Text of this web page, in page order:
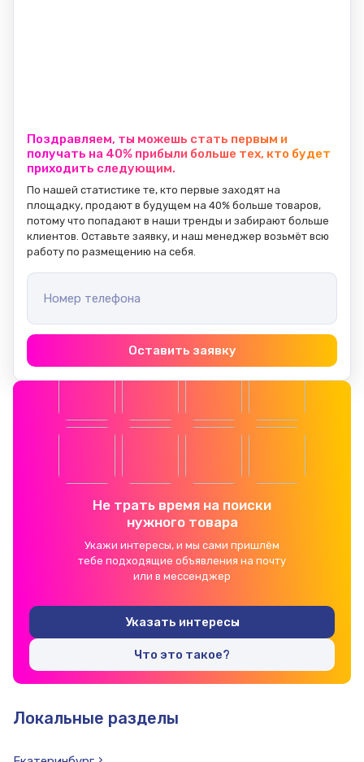
Поздравляем, ты можешь стать первым и
получать на 40% прибыли больше тех, кто будет
приходить следующим.
По нашей статистике те, кто первые заходят на
площадку, продают в будущем на 40% больше товаров,
потому что попадают в наши тренды и забирают больше
клиентов. Оставьте заявку, и наш менеджер возьмёт всю
работу по размещению на себя.
Номер телефона
Оставить заявку
Не трать время на поиски
нужного товара
Укажи интересы, и мы сами пришлём
тебе подходящие объявления на почту
или в мессенджер
Указать интересы
Что это такое?
Локальные разделы